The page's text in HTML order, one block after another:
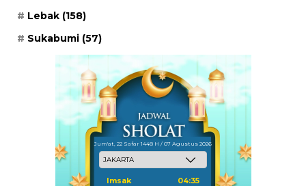
Lebak (158)
Sukabumi (57)
Jum'at, 22 Safar 1448 H / 07 Agustus 2026
Imsak 04:35